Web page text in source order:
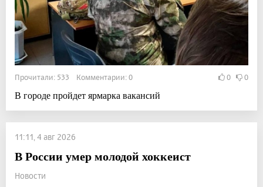
Прочитали: 533 Комментарии: 0 0 0
В городе пройдет ярмарка вакансий
11:11, 4 авг 2026
В России умер молодой хоккеист
Новости